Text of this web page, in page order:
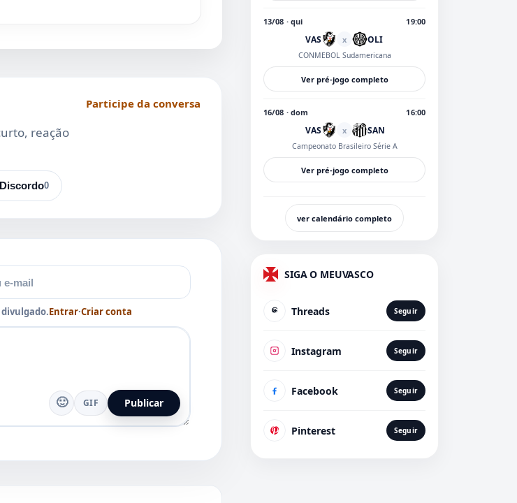
reação
Participe da conversa
0
Discordo
Entrar·Criar conta
🙂 GIF Publicar
13/08 · qui 19:00
VAS x OLI
CONMEBOL Sudamericana
Ver pré-jogo completo
16/08 · dom 16:00
VAS x SAN
Campeonato Brasileiro Série A
Ver pré-jogo completo
ver calendário completo
SIGA O MEUVASCO
Threads Seguir
Instagram Seguir
Facebook Seguir
Pinterest Seguir